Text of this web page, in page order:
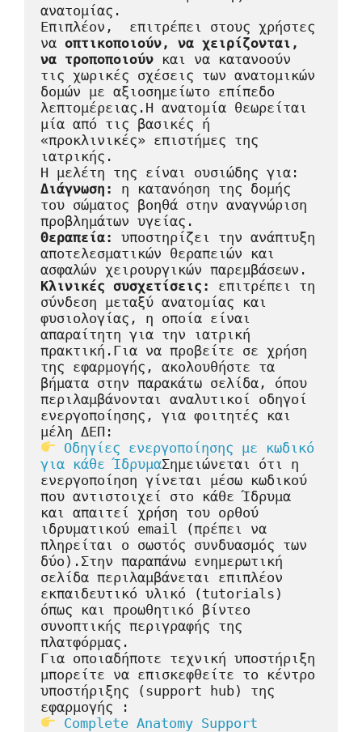
ανατομίας.
Επιπλέον,  επιτρέπει στους χρήστες
να οπτικοποιούν, να χειρίζονται,
να τροποποιούν και να κατανοούν
τις χωρικές σχέσεις των ανατομικών
δομών με αξιοσημείωτο επίπεδο
λεπτομέρειας.Η ανατομία θεωρείται
μία από τις βασικές ή
«προκλινικές» επιστήμες της
ιατρικής.
Η μελέτη της είναι ουσιώδης για:
Διάγνωση:
η κατανόηση της δομής
του σώματος βοηθά στην αναγνώριση
προβλημάτων υγείας.
Θεραπεία:
υποστηρίζει την ανάπτυξη
αποτελεσματικών θεραπειών και
ασφαλών χειρουργικών παρεμβάσεων.
Κλινικές συσχετίσεις:
επιτρέπει τη
σύνδεση μεταξύ ανατομίας και
φυσιολογίας, η οποία είναι
απαραίτητη για την ιατρική
πρακτική.Για να προβείτε σε χρήση
της εφαρμογής, ακολουθήστε τα
βήματα στην παρακάτω σελίδα, όπου
περιλαμβάνονται αναλυτικοί οδηγοί
ενεργοποίησης, για φοιτητές και
μέλη ΔΕΠ:
Οδηγίες ενεργοποίησης με κωδικό
για κάθε ΊδρυμαΣημειώνεται ότι η
ενεργοποίηση γίνεται μέσω κωδικού
που αντιστοιχεί στο κάθε Ίδρυμα
και απαιτεί χρήση του ορθού
ιδρυματικού email (πρέπει να
πληρείται ο σωστός συνδυασμός των
δύο).Στην παραπάνω ενημερωτική
σελίδα περιλαμβάνεται επιπλέον
εκπαιδευτικό υλικό (tutorials)
όπως και προωθητικό βίντεο
συνοπτικής περιγραφής της
πλατφόρμας.
Για οποιαδήποτε τεχνική υποστήριξη
μπορείτε να επισκεφθείτε το κέντρο
υποστήριξης (support hub) της
εφαρμογής :
Complete Anatomy Support